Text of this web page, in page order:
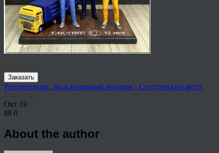
Заказать
Рекомендуем: Эксклюзивный подарок - Статуэтка по фото.
Окт 19
88 0
About the author